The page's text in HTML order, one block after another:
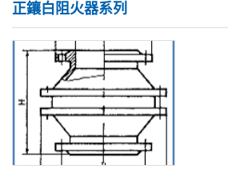
正鑲白阻火器系列